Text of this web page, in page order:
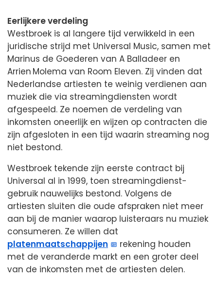
Eerlijkere verdeling
Westbroek is al langere tijd verwikkeld in een
juridische strijd met Universal Music, samen met
Marinus de Goederen van A Balladeer en
Arrien Molema van Room Eleven. Zij vinden dat
Nederlandse artiesten te weinig verdienen aan
muziek die via streamingdiensten wordt
afgespeeld. Ze noemen de verdeling van
inkomsten oneerlijk en wijzen op contracten die
zijn afgesloten in een tijd waarin streaming nog
niet bestond.
Westbroek tekende zijn eerste contract bij
Universal al in 1999, toen streamingdienst­
gebruik nauwelijks bestond. Volgens de
artiesten sluiten die oude afspraken niet meer
aan bij de manier waarop luisteraars nu muziek
consumeren. Ze willen dat
platenmaatschappijen
rekening houden
met de veranderde markt en een groter deel
van de inkomsten met de artiesten delen.